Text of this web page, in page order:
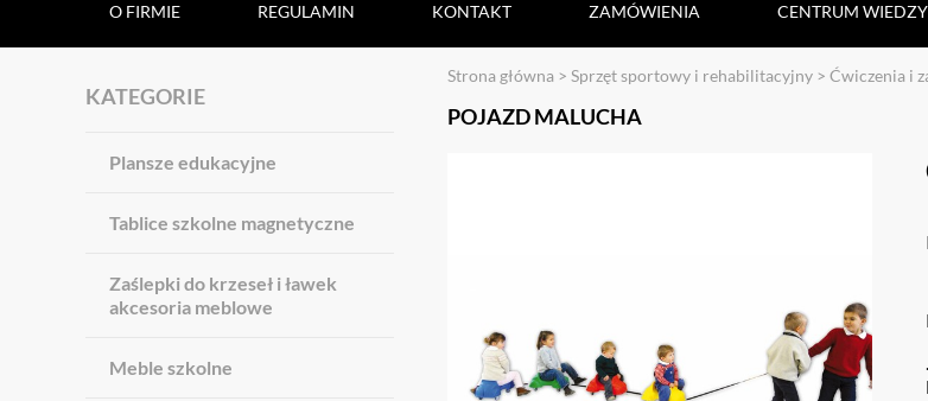
O FIRMIE REGULAMIN KONTAKT ZAMÓWIENIA CENTRUM WIEDZY
KATEGORIE
Plansze edukacyjne
Tablice szkolne magnetyczne
Zaślepki do krzeseł i ławek
akcesoria meblowe
Meble szkolne
Strona główna > Sprzęt sportowy i rehabilitacyjny > Ćwiczenia i
POJAZD MALUCHA
.